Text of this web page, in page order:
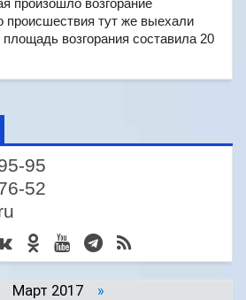
произошло возгорание
происшествия тут же выехали
возгорания составила 20
95
52
Март 2017 »